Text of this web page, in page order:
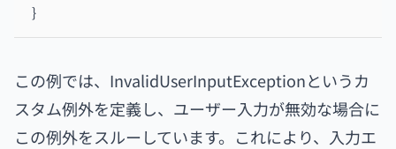
}
この例では、InvalidUserInputExceptionというカ
スタム例外を定義し、ユーザー入力が無効な場合に
この例外をスルーしています。これにより、入力エ